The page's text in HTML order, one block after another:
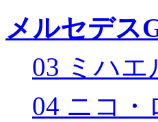
メルセデス
03 ミハ
04 ニコ